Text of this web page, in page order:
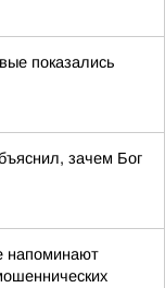
показались
зачем Бог
напоминают